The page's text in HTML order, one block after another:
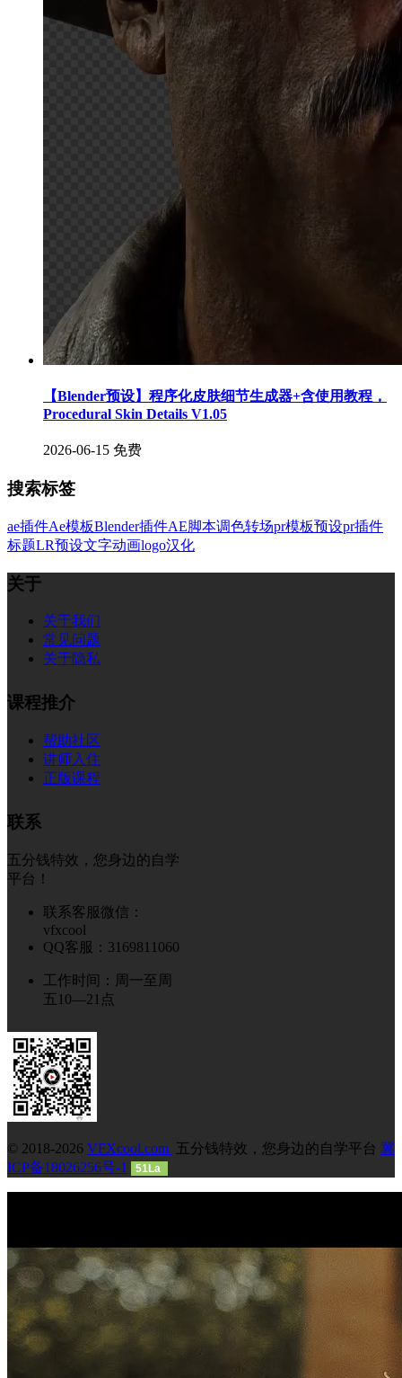
【Blender预设】程序化皮肤细节生成器+含使用教程，
Procedural Skin Details V1.05
2026-06-15 免费
搜索标签
ae插件Ae模板Blender插件AE脚本调色转场pr模板预设pr插件
标题LR预设文字动画logo汉化
关于
关于我们
常见问题
关于隐私
课程推介
帮助社区
讲师入住
正版课程
联系
五分钱特效，您身边的自学
平台！
联系客服微信：
vfxcool
QQ客服：3169811060
工作时间：周一至周
五10—21点
© 2018-2026 VFXcool.com 五分钱特效，您身边的自学平台 冀
ICP备18026256号-1
51La